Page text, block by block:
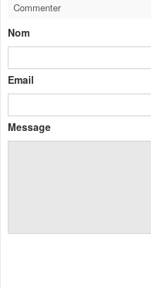
Commenter
Nom
Email
Message